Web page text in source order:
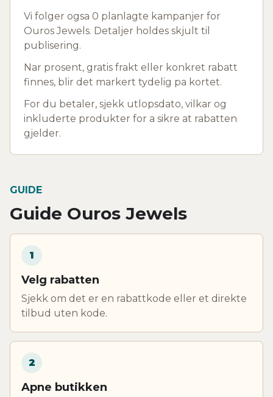
Vi folger ogsa 0 planlagte kampanjer for
Ouros Jewels. Detaljer holdes skjult til
publisering.
Nar prosent, gratis frakt eller konkret rabatt
finnes, blir det markert tydelig pa kortet.
For du betaler, sjekk utlopsdato, vilkar og
inkluderte produkter for a sikre at rabatten
gjelder.
GUIDE
Guide Ouros Jewels
1
Velg rabatten
Sjekk om det er en rabattkode eller et direkte
tilbud uten kode.
2
Apne butikken